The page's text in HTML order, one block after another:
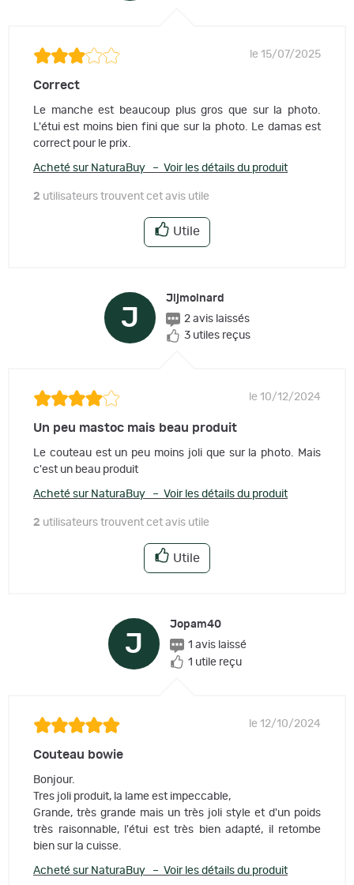
le 15/07/2025
Correct
Le manche est beaucoup plus gros que sur la photo.
L'étui est moins bien fini que sur la photo. Le damas est
correct pour le prix.
Acheté sur NaturaBuy – Voir les détails du produit
2 utilisateurs trouvent cet avis utile
Utile
J
Jijmoinard
2 avis laissés
3 utiles reçus
le 10/12/2024
Un peu mastoc mais beau produit
Le couteau est un peu moins joli que sur la photo. Mais
c'est un beau produit
Acheté sur NaturaBuy – Voir les détails du produit
2 utilisateurs trouvent cet avis utile
Utile
J
Jopam40
1 avis laissé
1 utile reçu
le 12/10/2024
Couteau bowie
Bonjour.
Tres joli produit, la lame est impeccable,
Grande, très grande mais un très joli style et d'un poids
très raisonnable, l'étui est très bien adapté, il retombe
bien sur la cuisse.
Acheté sur NaturaBuy – Voir les détails du produit